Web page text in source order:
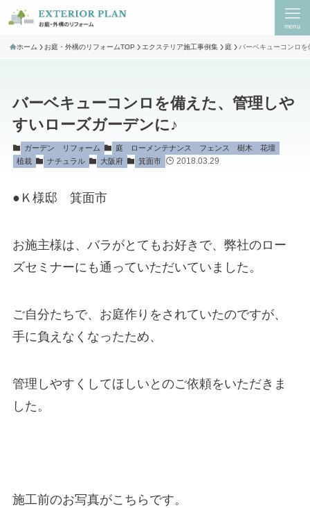
menu
ホーム お庭・外構のリフォームTOP エクステリア施工事例集 庭 バーベキューコンロ
バーベキューコンロを備えた、管理しや
すいローズガーデンに♪
ガーデン リフォーム 庭 ローメンテナンス フェンス 樹木
花壇
植栽
ナチュラル 大阪府 箕面市 2018.03.29
●Ｋ様邸 箕面市
お施主様は、バラがとてもお好きで、弊社のロー
ズセミナーにも通っていただいていました。
ご自分たちで、お庭作りをされていたのですが、
手に負えなくなったため、
管理しやすくしてほしいとのご依頼をいただきま
した。
施工前のお写真がこちらです。